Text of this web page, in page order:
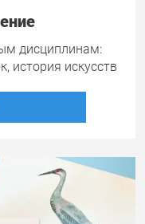
дисциплинам:
история искусств